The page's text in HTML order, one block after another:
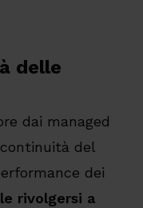
delle
dai managed
del
dei
rivolgersi a